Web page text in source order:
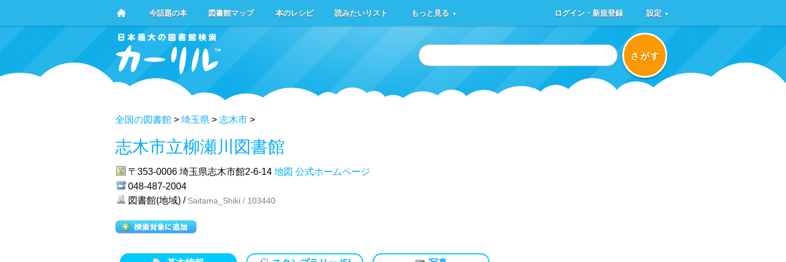
今話題の本 図書館マップ 本のレシピ 読みたいリスト もっと見る ▼ ログイン・新規登録 設定 ▼
さがす
全国の図書館 > 埼玉県 > 志木市 >
志木市立柳瀬川図書館
〒353-0006 埼玉県志木市館2-6-14 地図 公式ホームページ
048-487-2004
図書館(地域) / Saitama_Shiki / 103440